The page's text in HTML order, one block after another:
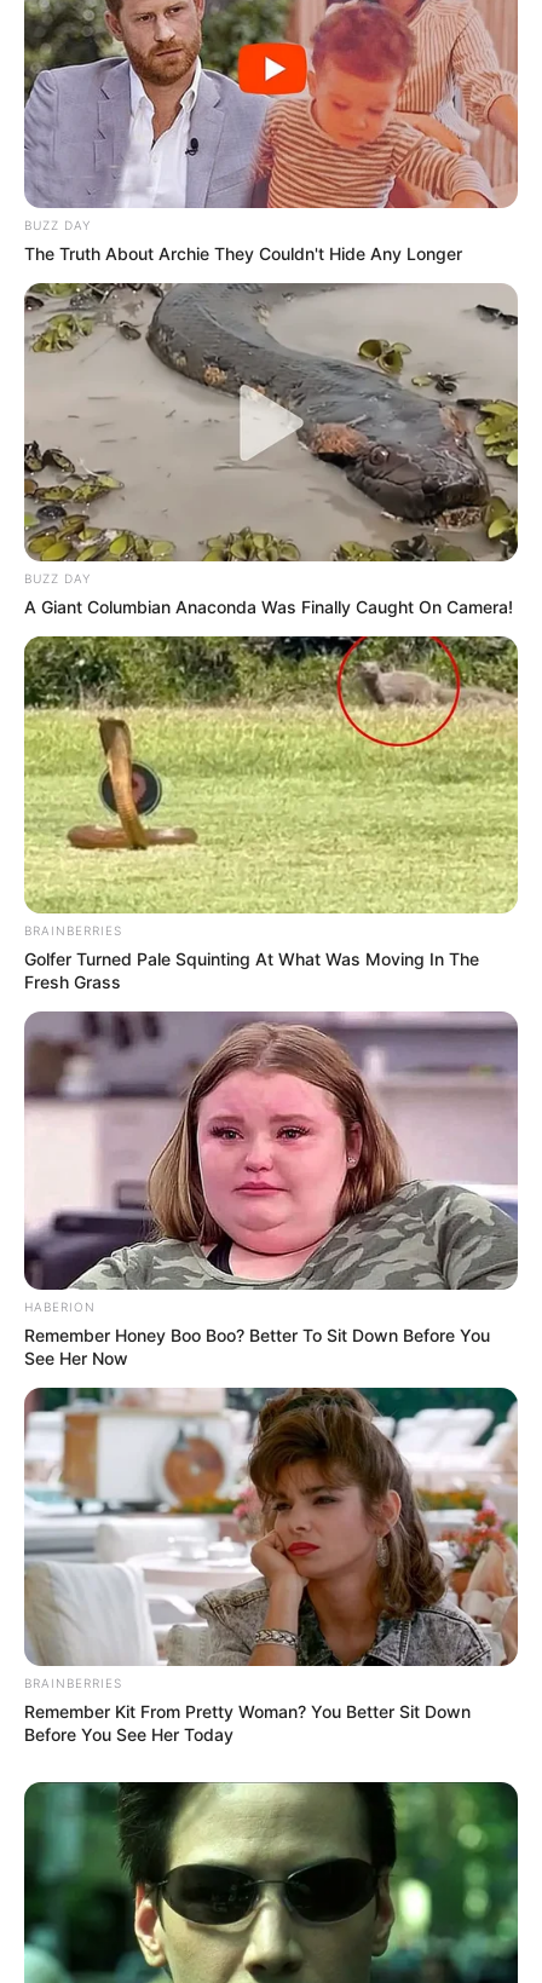
BUZZ DAY
The Truth About Archie They Couldn't Hide Any Longer
BUZZ DAY
A Giant Columbian Anaconda Was Finally Caught On Camera!
BRAINBERRIES
Golfer Turned Pale Squinting At What Was Moving In The
Fresh Grass
HABERION
Remember Honey Boo Boo? Better To Sit Down Before You
See Her Now
BRAINBERRIES
Remember Kit From Pretty Woman? You Better Sit Down
Before You See Her Today